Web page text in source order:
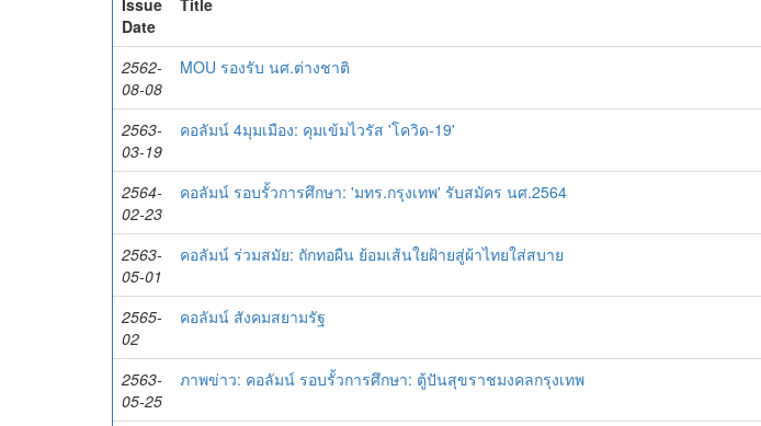
Issue
Date
Title
2562-
08-08
MOU รองรับ นศ.ต่างชาติ
2563-
03-19
คอลัมน์ 4มุมเมือง: คุมเข้มไวรัส 'โควิด-19'
2564-
02-23
คอลัมน์ รอบรั้วการศึกษา: 'มทร.กรุงเทพ' รับสมัคร นศ.2564
2563-
05-01
คอลัมน์ ร่วมสมัย: ถักทอผืน ย้อมเส้นใยฝ้ายสู่ผ้าไทยใส่สบาย
2565-
02
คอลัมน์ สังคมสยามรัฐ
2563-
05-25
ภาพข่าว: คอลัมน์ รอบรั้วการศึกษา: ตู้ปันสุขราชมงคลกรุงเทพ